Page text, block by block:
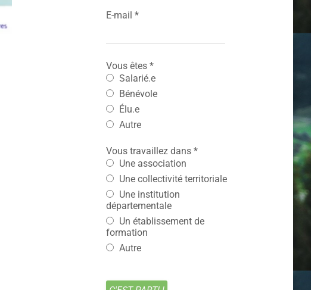
E-mail *
Vous êtes *
Salarié.e
Bénévole
Élu.e
Autre
Vous travaillez dans *
Une association
Une collectivité territoriale
Une institution
départementale
Un établissement de
formation
Autre